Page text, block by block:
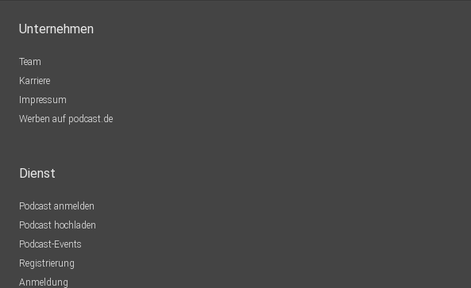
Unternehmen
Team
Karriere
Impressum
Werben auf podcast.de
Dienst
Podcast anmelden
Podcast hochladen
Podcast-Events
Registrierung
Anmeldung